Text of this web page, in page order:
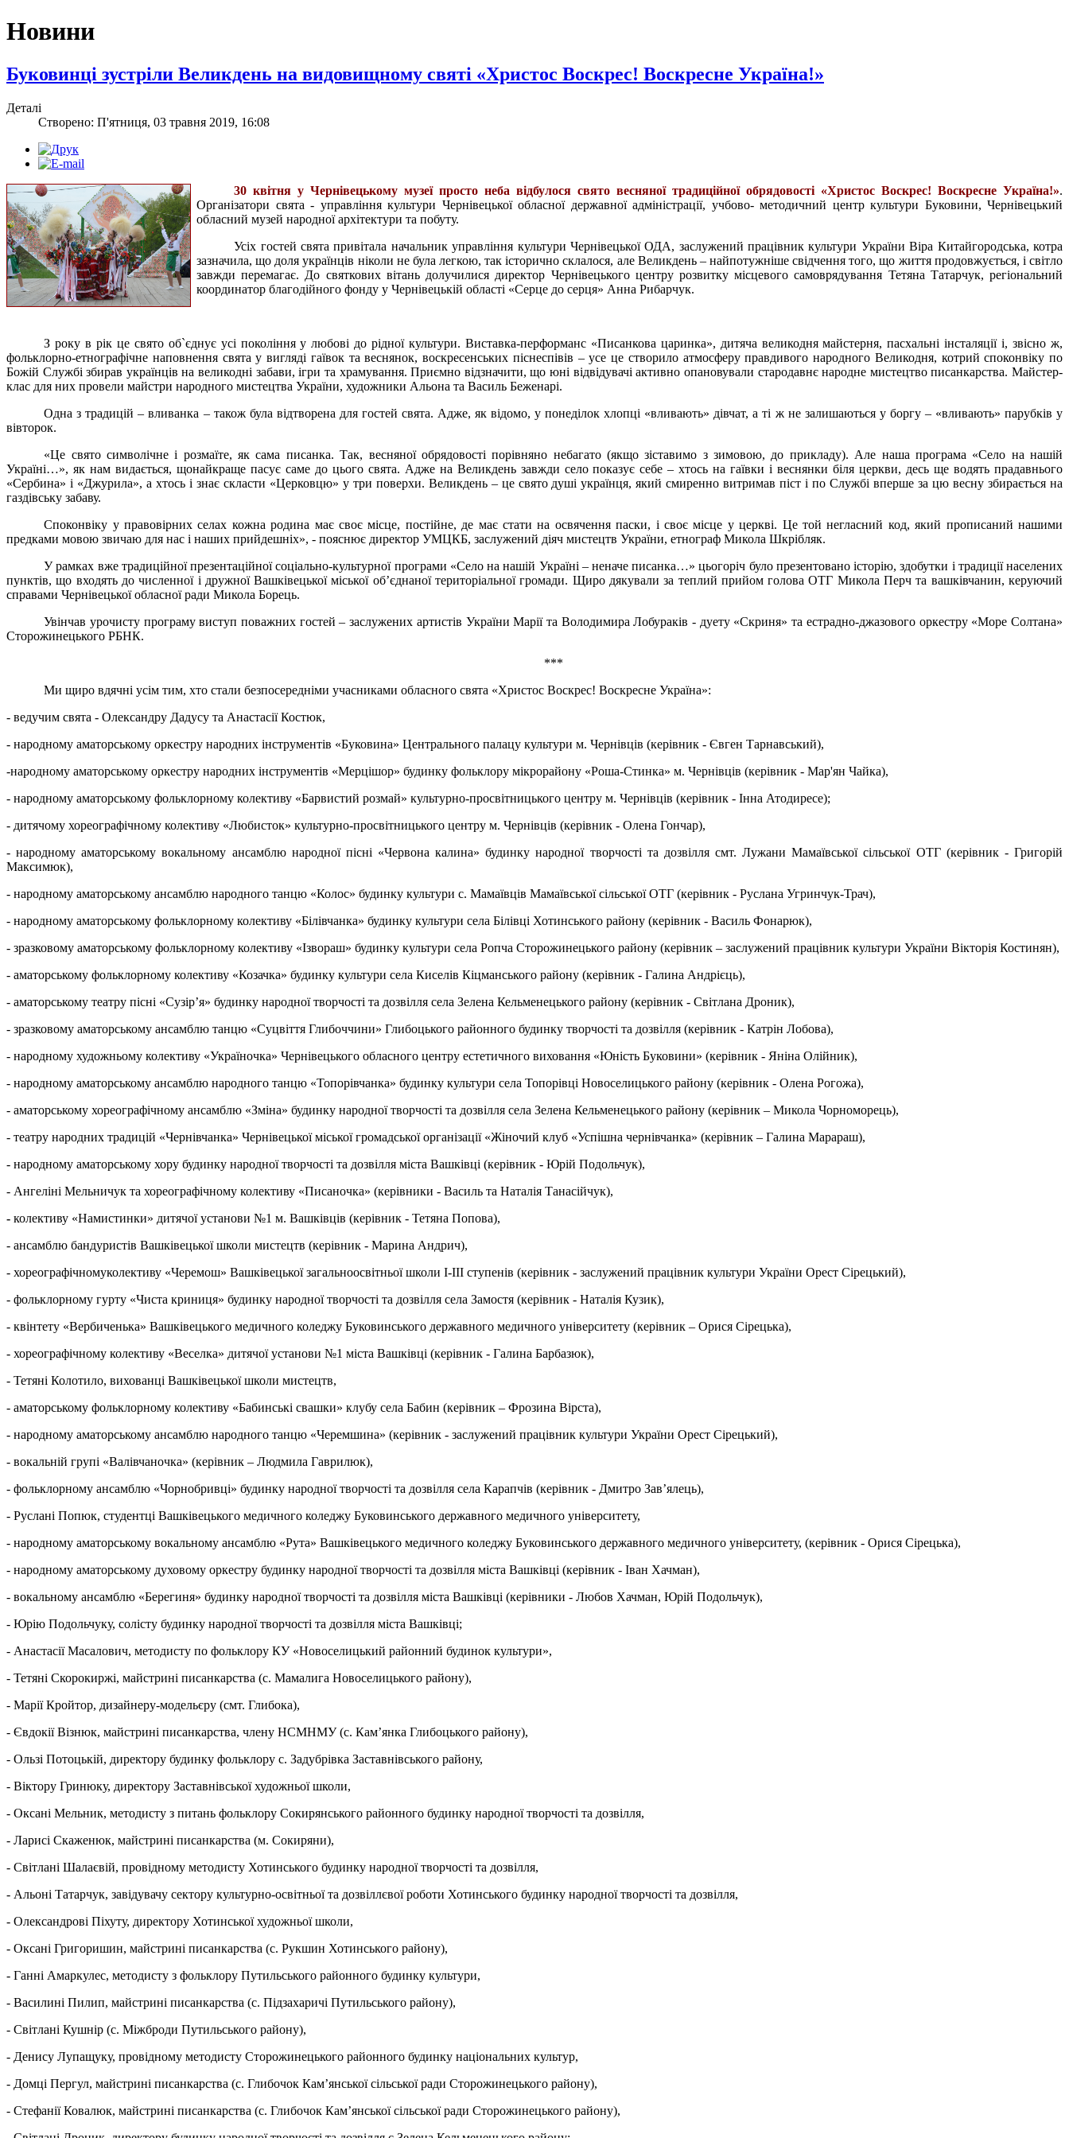
Новини
Буковинці зустріли Великдень на видовищному святі «Христос Воскрес! Воскресне Україна!»
Деталі
Створено: П'ятниця, 03 травня 2019, 16:08
30 квітня у Чернівецькому музеї просто неба відбулося свято весняної традиційної обрядовості «Христос Воскрес! Воскресне Україна!».
Організатори свята - управління культури Чернівецької обласної державної адміністрації, учбово- методичний центр культури Буковини, Чернівецький
обласний музей народної архітектури та побуту.
Усіх гостей свята привітала начальник управління культури Чернівецької ОДА, заслужений працівник культури України Віра Китайгородська, котра
зазначила, що доля українців ніколи не була легкою, так історично склалося, але Великдень – найпотужніше свідчення того, що життя продовжується, і світло
завжди перемагає. До святкових вітань долучилися директор Чернівецького центру розвитку місцевого самоврядування Тетяна Татарчук, регіональний
координатор благодійного фонду у Чернівецькій області «Серце до серця» Анна Рибарчук.
З року в рік це свято об`єднує усі покоління у любові до рідної культури. Виставка-перформанс «Писанкова царинка», дитяча великодня майстерня, пасхальні інсталяції і, звісно ж,
фольклорно-етнографічне наповнення свята у вигляді гаївок та веснянок, воскресенських піснеспівів – усе це створило атмосферу правдивого народного Великодня, котрий споконвіку по
Божій Службі збирав українців на великодні забави, ігри та храмування. Приємно відзначити, що юні відвідувачі активно опановували стародавнє народне мистецтво писанкарства. Майстер-
клас для них провели майстри народного мистецтва України, художники Альона та Василь Беженарі.
Одна з традицій – вливанка – також була відтворена для гостей свята. Адже, як відомо, у понеділок хлопці «вливають» дівчат, а ті ж не залишаються у боргу – «вливають» парубків у
вівторок.
«Це свято символічне і розмаїте, як сама писанка. Так, весняної обрядовості порівняно небагато (якщо зіставимо з зимовою, до прикладу). Але наша програма «Село на нашій
Україні…», як нам видається, щонайкраще пасує саме до цього свята. Адже на Великдень завжди село показує себе – хтось на гаївки і веснянки біля церкви, десь ще водять прадавнього
«Сербина» і «Джурила», а хтось і знає скласти «Церковцю» у три поверхи. Великдень – це свято душі українця, який смиренно витримав піст і по Службі вперше за цю весну збирається на
газдівську забаву.
Споконвіку у правовірних селах кожна родина має своє місце, постійне, де має стати на освячення паски, і своє місце у церкві. Це той негласний код, який прописаний нашими
предками мовою звичаю для нас і наших прийдешніх», - пояснює директор УМЦКБ, заслужений діяч мистецтв України, етнограф Микола Шкрібляк.
У рамках вже традиційної презентаційної соціально-культурної програми «Село на нашій Україні – неначе писанка…» цьогоріч було презентовано історію, здобутки і традиції населених
пунктів, що входять до численної і дружної Вашківецької міської об’єднаної територіальної громади. Щиро дякували за теплий прийом голова ОТГ Микола Перч та вашківчанин, керуючий
справами Чернівецької обласної ради Микола Борець.
Увінчав урочисту програму виступ поважних гостей – заслужених артистів України Марії та Володимира Лобураків - дуету «Скриня» та естрадно-джазового оркестру «Море Солтана»
Сторожинецького РБНК.
***
Ми щиро вдячні усім тим, хто стали безпосередніми учасниками обласного свята «Христос Воскрес! Воскресне Україна»:
- ведучим свята - Олександру Дадусу та Анастасії Костюк,
- народному аматорському оркестру народних інструментів «Буковина» Центрального палацу культури м. Чернівців (керівник - Євген Тарнавський),
-народному аматорському оркестру народних інструментів «Мерцішор» будинку фольклору мікрорайону «Роша-Стинка» м. Чернівців (керівник - Мар'ян Чайка),
- народному аматорському фольклорному колективу «Барвистий розмай» культурно-просвітницького центру м. Чернівців (керівник - Інна Атодиресе);
- дитячому хореографічному колективу «Любисток» культурно-просвітницького центру м. Чернівців (керівник - Олена Гончар),
- народному аматорському вокальному ансамблю народної пісні «Червона калина» будинку народної творчості та дозвілля смт. Лужани Мамаївської сільської ОТГ (керівник - Григорій
Максимюк),
- народному аматорському ансамблю народного танцю «Колос» будинку культури с. Мамаївців Мамаївської сільської ОТГ (керівник - Руслана Угринчук-Трач),
- народному аматорському фольклорному колективу «Білівчанка» будинку культури села Білівці Хотинського району (керівник - Василь Фонарюк),
- зразковому аматорському фольклорному колективу «Ізвораш» будинку культури села Ропча Сторожинецького району (керівник – заслужений працівник культури України Вікторія Костинян),
- аматорському фольклорному колективу «Козачка» будинку культури села Киселів Кіцманського району (керівник - Галина Андрієць),
- аматорському театру пісні «Сузір’я» будинку народної творчості та дозвілля села Зелена Кельменецького району (керівник - Світлана Дроник),
- зразковому аматорському ансамблю танцю «Суцвіття Глибоччини» Глибоцького районного будинку творчості та дозвілля (керівник - Катрін Лобова),
- народному художньому колективу «Україночка» Чернівецького обласного центру естетичного виховання «Юність Буковини» (керівник - Яніна Олійник),
- народному аматорському ансамблю народного танцю «Топорівчанка» будинку культури села Топорівці Новоселицького району (керівник - Олена Рогожа),
- аматорському хореографічному ансамблю «Зміна» будинку народної творчості та дозвілля села Зелена Кельменецького району (керівник – Микола Чорноморець),
- театру народних традицій «Чернівчанка» Чернівецької міської громадської організації «Жіночий клуб «Успішна чернівчанка» (керівник – Галина Марараш),
- народному аматорському хору будинку народної творчості та дозвілля міста Вашківці (керівник - Юрій Подольчук),
- Ангеліні Мельничук та хореографічному колективу «Писаночка» (керівники - Василь та Наталія Танасійчук),
- колективу «Намистинки» дитячої установи №1 м. Вашківців (керівник - Тетяна Попова),
- ансамблю бандуристів Вашківецької школи мистецтв (керівник - Марина Андрич),
- хореографічномуколективу «Черемош» Вашківецької загальноосвітньої школи І-ІІІ ступенів (керівник - заслужений працівник культури України Орест Сірецький),
- фольклорному гурту «Чиста криниця» будинку народної творчості та дозвілля села Замостя (керівник - Наталія Кузик),
- квінтету «Вербиченька» Вашківецького медичного коледжу Буковинського державного медичного університету (керівник – Орися Сірецька),
- хореографічному колективу «Веселка» дитячої установи №1 міста Вашківці (керівник - Галина Барбазюк),
- Тетяні Колотило, вихованці Вашківецької школи мистецтв,
- аматорському фольклорному колективу «Бабинські свашки» клубу села Бабин (керівник – Фрозина Вірста),
- народному аматорському ансамблю народного танцю «Черемшина» (керівник - заслужений працівник культури України Орест Сірецький),
- вокальній групі «Валівчаночка» (керівник – Людмила Гаврилюк),
- фольклорному ансамблю «Чорнобривці» будинку народної творчості та дозвілля села Карапчів (керівник - Дмитро Зав’ялець),
- Руслані Попюк, студентці Вашківецького медичного коледжу Буковинського державного медичного університету,
- народному аматорському вокальному ансамблю «Рута» Вашківецького медичного коледжу Буковинського державного медичного університету, (керівник - Орися Сірецька),
- народному аматорському духовому оркестру будинку народної творчості та дозвілля міста Вашківці (керівник - Іван Хачман),
- вокальному ансамблю «Берегиня» будинку народної творчості та дозвілля міста Вашківці (керівники - Любов Хачман, Юрій Подольчук),
- Юрію Подольчуку, солісту будинку народної творчості та дозвілля міста Вашківці;
- Анастасії Масалович, методисту по фольклору КУ «Новоселицький районний будинок культури»,
- Тетяні Скорокиржі, майстрині писанкарства (с. Мамалига Новоселицького району),
- Марії Кройтор, дизайнеру-модельєру (смт. Глибока),
- Євдокії Візнюк, майстрині писанкарства, члену НСМНМУ (с. Кам’янка Глибоцького району),
- Ользі Потоцькій, директору будинку фольклору с. Задубрівка Заставнівського району,
- Віктору Гринюку, директору Заставнівської художньої школи,
- Оксані Мельник, методисту з питань фольклору Сокирянського районного будинку народної творчості та дозвілля,
- Ларисі Скаженюк, майстрині писанкарства (м. Сокиряни),
- Світлані Шалаєвій, провідному методисту Хотинського будинку народної творчості та дозвілля,
- Альоні Татарчук, завідувачу сектору культурно-освітньої та дозвіллєвої роботи Хотинського будинку народної творчості та дозвілля,
- Олександрові Піхуту, директору Хотинської художньої школи,
- Оксані Григоришин, майстрині писанкарства (с. Рукшин Хотинського району),
- Ганні Амаркулес, методисту з фольклору Путильського районного будинку культури,
- Василині Пилип, майстрині писанкарства (с. Підзахаричі Путильського району),
- Світлані Кушнір (с. Міжброди Путильського району),
- Денису Лупащуку, провідному методисту Сторожинецького районного будинку національних культур,
- Домці Пергул, майстрині писанкарства (с. Глибочок Кам’янської сільської ради Сторожинецького району),
- Стефанії Ковалюк, майстрині писанкарства (с. Глибочок Кам’янської сільської ради Сторожинецького району),